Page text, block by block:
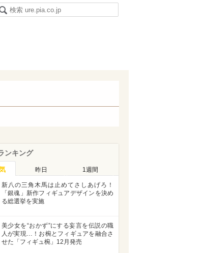
ンキング
昨日 1週間
新八の三角木馬は止めてさしあげろ！
「銀魂」新作フィギュアデザインを決め
る総選挙を実施
美少女を“おかず”にする妄言を伝説の職
人が実現…！お椀とフィギュアを融合さ
せた「フィギュ椀」12月発売